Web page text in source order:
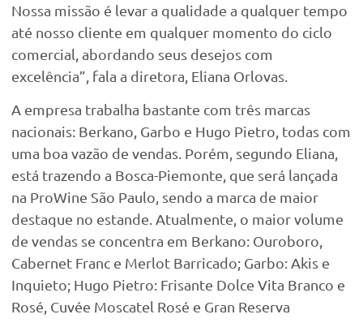
Nossa missão é levar a qualidade a qualquer tempo
até nosso cliente em qualquer momento do ciclo
comercial, abordando seus desejos com
excelência”, fala a diretora, Eliana Orlovas.
A empresa trabalha bastante com três marcas
nacionais: Berkano, Garbo e Hugo Pietro, todas com
uma boa vazão de vendas. Porém, segundo Eliana,
está trazendo a Bosca-Piemonte, que será lançada
na ProWine São Paulo, sendo a marca de maior
destaque no estande. Atualmente, o maior volume
de vendas se concentra em Berkano: Ouroboro,
Cabernet Franc e Merlot Barricado; Garbo: Akis e
Inquieto; Hugo Pietro: Frisante Dolce Vita Branco e
Rosé, Cuvée Moscatel Rosé e Gran Reserva